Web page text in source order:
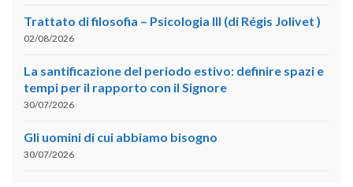
Trattato di filosofia – Psicologia III (di Régis Jolivet )
02/08/2026
La santificazione del periodo estivo: definire spazi e
tempi per il rapporto con il Signore
30/07/2026
Gli uomini di cui abbiamo bisogno
30/07/2026